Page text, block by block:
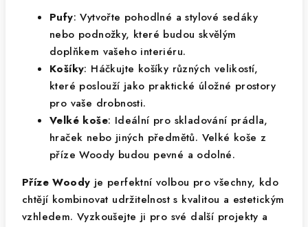
Pufy: Vytvořte pohodlné a stylové sedáky
nebo podnožky, které budou skvělým
doplňkem vašeho interiéru.
Košíky: Háčkujte košíky různých velikostí,
které poslouží jako praktické úložné prostory
pro vaše drobnosti.
Velké koše: Ideální pro skladování prádla,
hraček nebo jiných předmětů. Velké koše z
příze Woody budou pevné a odolné.
Příze Woody je perfektní volbou pro všechny, kdo
chtějí kombinovat udržitelnost s kvalitou a estetickým
vzhledem. Vyzkoušejte ji pro své další projekty a